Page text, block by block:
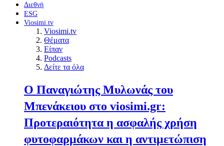
Διεθνή
ESG
Viosimi.tv
Viosimi.tv
Θέματα
Είπαν
Podcasts
Δείτε τα όλα
Ο Παναγιώτης Μυλωνάς του
Μπενάκειου στο viosimi.gr:
Προτεραιότητα η ασφαλής χρήση
φυτοφαρμάκων και η αντιμετώπιση